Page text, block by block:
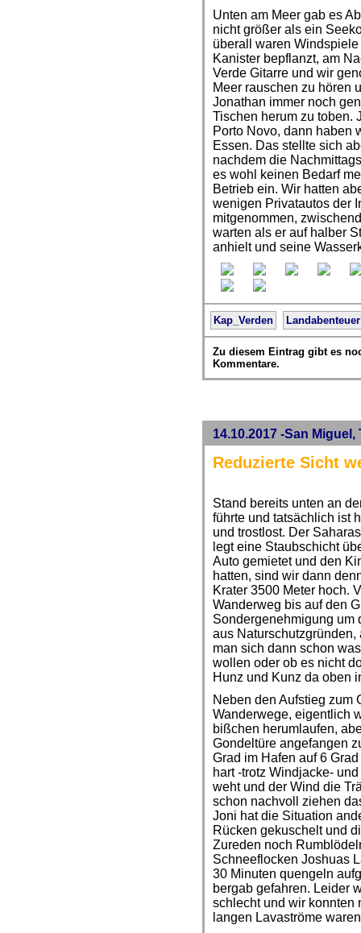
Unten am Meer gab es
nicht größer als ein
überall waren
Kanister bepflanzt, am
Verde Gitarre und wir
Meer rauschen zu hören
Jonathan immer noch
Tischen herum zu toben.
Porto Novo, dann haben
Essen. Das stellte sich
nachdem die
es wohl keinen Bedarf
Betrieb ein. Wir hatten
wenigen Privatautos der
mitgenommen,
warten als er auf halber
anhielt und seine
Kap_Verden Landabenteuer
Zu diesem Eintrag gibt es
Kommentare.
14.10.2017 -San Miguel,
Reduzierte Sicht
Stand bereits unten an
führte und tatsächlich ist
und trostlost. Der
legt eine Staubschicht
Auto gemietet und den
hatten, sind wir dann
Krater 3500 Meter hoch.
Wanderweg bis auf den
Sondergenehmigung um
aus
man sich dann schon
wollen oder ob es nicht
Hunz und Kunz da oben
Neben den Aufstieg zum
Wanderwege, eigentlich
bißchen herumlaufen,
Gondeltüre angefangen
Grad im Hafen auf 6
hart -trotz Windjacke-
weht und der Wind die
schon nachvoll ziehen
Joni hat die Situation
Rücken gekuschelt und
Zureden noch
Schneeflocken Joshuas
30 Minuten quengeln
bergab gefahren. Leider
schlecht und wir konnten
langen Lavaströme